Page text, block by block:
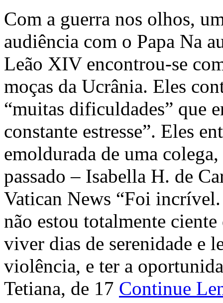
Com a guerra nos olhos,
audiência com o Papa Na
Leão XIV encontrou-se
moças da Ucrânia. Eles
“muitas dificuldades” que
constante estresse”. Eles
emoldurada de uma
passado – Isabella H. de
Vatican News “Foi
não estou totalmente
viver dias de serenidade e
violência, e ter a
Tetiana, de 17 Continue